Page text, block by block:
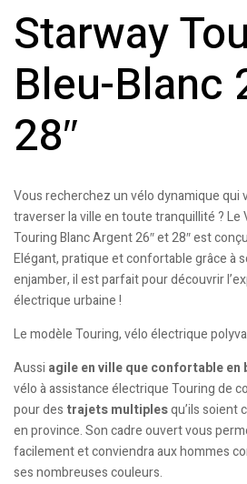
Starway
Bleu-Blanc
28″
Vous recherchez un vélo dynamique qui
traverser la ville en toute tranquillité ?
Touring Blanc Argent 26″ et 28″ est
Elégant, pratique et confortable grâce à
enjamber, il est parfait pour découvrir
électrique urbaine !
Le modèle Touring, vélo électrique
Aussi agile en ville que confortable en
vélo à assistance électrique Touring de
pour des trajets multiplesqu’ils soient
en province. Son cadre ouvert vous
facilement et conviendra aux hommes
ses nombreuses couleurs.